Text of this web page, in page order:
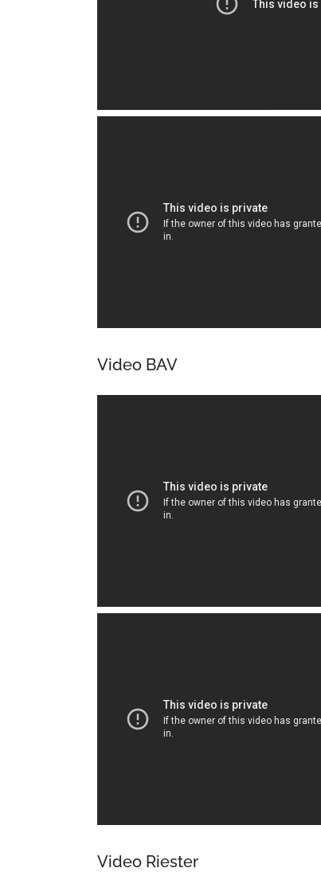
Video BAV
Video Riester